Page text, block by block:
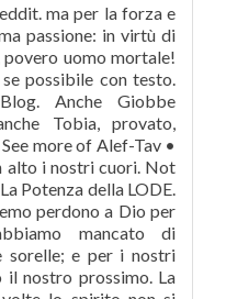
ma per la forza e
passione: in virtù di
povero uomo mortale!
possibile con testo.
Anche Giobbe
Tobia, provato,
more of Alef-Tav •
alto i nostri cuori. Not
Potenza della LODE.
perdono a Dio per
mancato di
sorelle; e per i nostri
nostro prossimo. La